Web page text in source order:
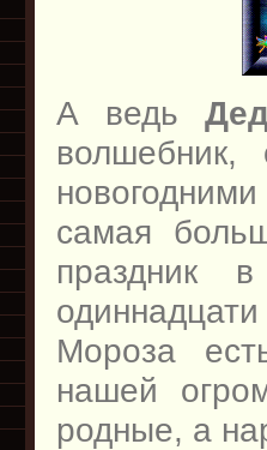
А ведь
самая
праздник
Мороза
нашей
родные, а